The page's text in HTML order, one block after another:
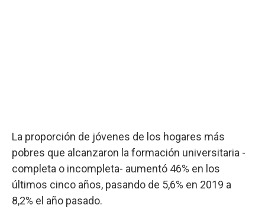
La proporción de jóvenes de los hogares más
pobres que alcanzaron la formación universitaria -
completa o incompleta- aumentó 46% en los
últimos cinco años, pasando de 5,6% en 2019 a
8,2% el año pasado.